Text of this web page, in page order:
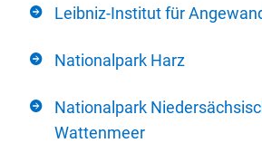
Leibniz-Institut für
Nationalpark Harz
Nationalpark
Wattenmeer